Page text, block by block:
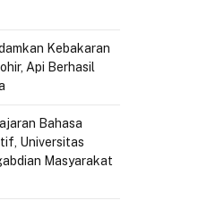
Kebakaran
Api Berhasil
Bahasa
Universitas
Masyarakat